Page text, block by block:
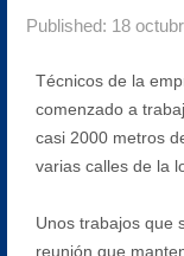
Published: 18
Técnicos de la
comenzado a
casi 2000 metros
varias calles de la
Unos trabajos que
reunión que